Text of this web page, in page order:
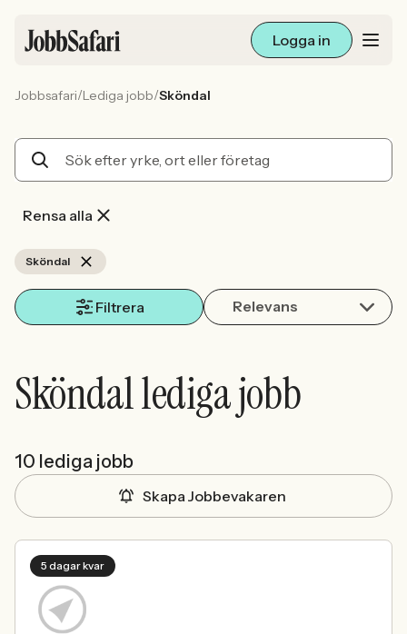
Logga in
Arbetsliv och karriär
Sök med AI
Jobbsafari/Lediga jobb/Sköndal
Rensa alla
Sköndal
Filtrera Relevans
Sköndal lediga jobb
10 lediga jobb
Skapa Jobbevakaren
5 dagar kvar